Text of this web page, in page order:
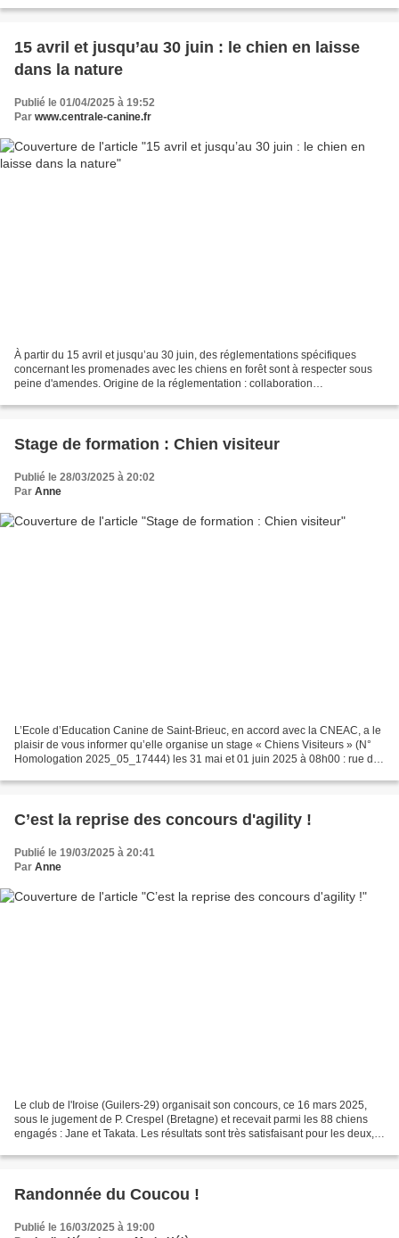
15 avril et jusqu’au 30 juin : le chien en laisse
dans la nature
Publié le 01/04/2025 à 19:52
Par www.centrale-canine.fr
À partir du 15 avril et jusqu’au 30 juin, des réglementations spécifiques
concernant les promenades avec les chiens en forêt sont à respecter sous
peine d'amendes. Origine de la réglementation : collaboration
Stage de formation : Chien visiteur
Publié le 28/03/2025 à 20:02
Par Anne
L’Ecole d’Education Canine de Saint-Brieuc, en accord avec la CNEAC, a le
plaisir de vous informer qu’elle organise un stage « Chiens Visiteurs » (N°
Homologation 2025_05_17444) les 31 mai et 01 juin 2025 à 08h00 : rue de
C’est la reprise des concours d'agility !
Publié le 19/03/2025 à 20:41
Par Anne
Le club de l'Iroise (Guilers-29) organisait son concours, ce 16 mars 2025,
sous le jugement de P. Crespel (Bretagne) et recevait parmi les 88 chiens
engagés : Jane et Takata. Les résultats sont très satisfaisant pour les deux,
Randonnée du Coucou !
Publié le 16/03/2025 à 19:00